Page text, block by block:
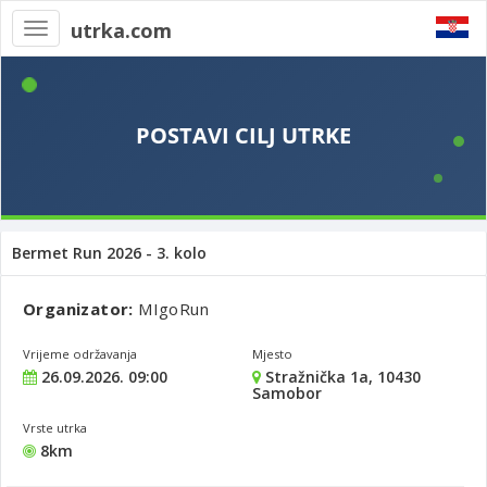
Toggle
navigation
utrka.com
Bermet Run 2026 - 3. kolo
Organizator: MIgoRun
Vrijeme održavanja
26.09.2026. 09:00
Mjesto
Stražnička 1a, 10430
Samobor
Vrste utrka
8km